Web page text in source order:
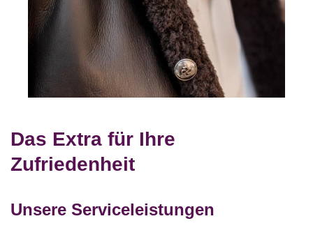
Das Extra für Ihre
Zufriedenheit
Unsere Serviceleistungen